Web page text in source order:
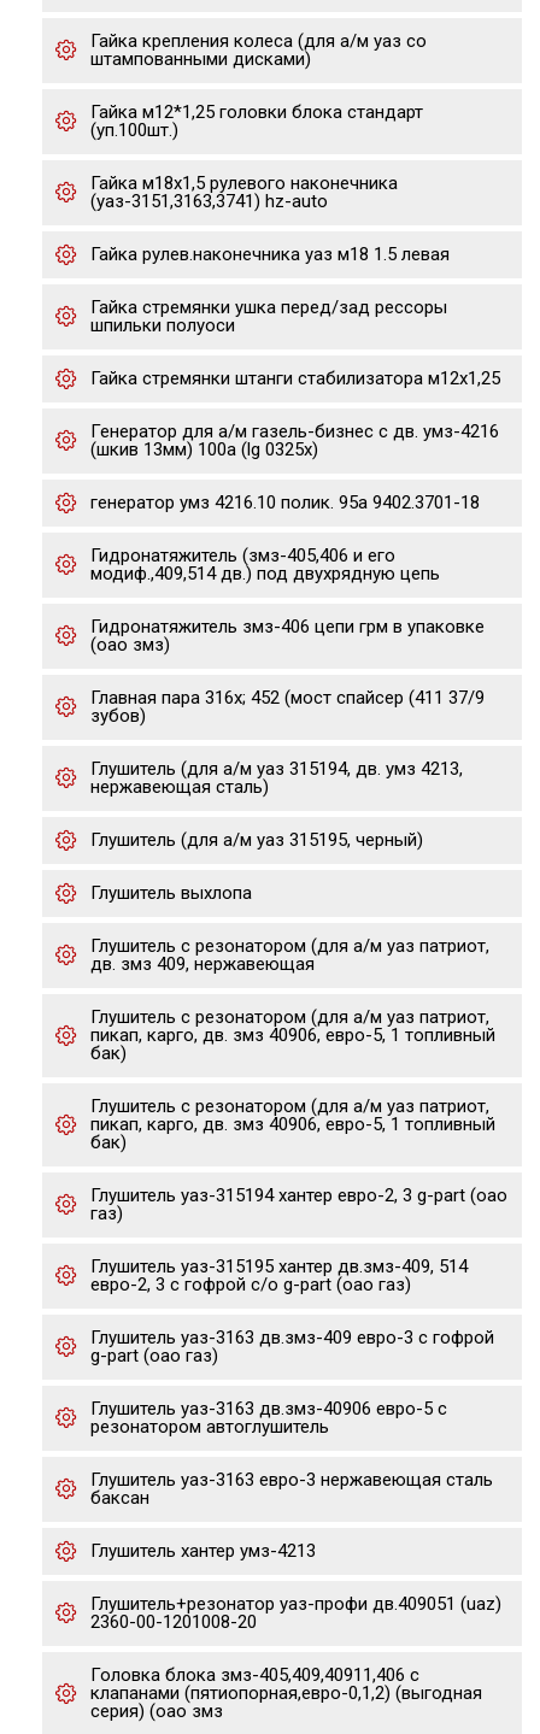
Гайка крепления колеса (для а/м уаз со
штампованными дисками)
Гайка м12*1,25 головки блока стандарт
(уп.100шт.)
Гайка м18х1,5 рулевого наконечника
(уаз-3151,3163,3741) hz-auto
Гайка рулев.наконечника уаз м18 1.5 левая
Гайка стремянки ушка перед/зад рессоры
шпильки полуоси
Гайка стремянки штанги стабилизатора м12х1,25
Генератор для а/м газель-бизнес с дв. умз-4216
(шкив 13мм) 100a (lg 0325x)
генератор умз 4216.10 полик. 95а 9402.3701-18
Гидронатяжитель (змз-405,406 и его
модиф.,409,514 дв.) под двухрядную цепь
Гидронатяжитель змз-406 цепи грм в упаковке
(оао змз)
Главная пара 316х; 452 (мост спайсер (411 37/9
зубов)
Глушитель (для а/м уаз 315194, дв. умз 4213,
нержавеющая сталь)
Глушитель (для а/м уаз 315195, черный)
Глушитель выхлопа
Глушитель с резонатором (для а/м уаз патриот,
дв. змз 409, нержавеющая
Глушитель с резонатором (для а/м уаз патриот,
пикап, карго, дв. змз 40906, евро-5, 1 топливный
бак)
Глушитель с резонатором (для а/м уаз патриот,
пикап, карго, дв. змз 40906, евро-5, 1 топливный
бак)
Глушитель уаз-315194 хантер евро-2, 3 g-part (оао
газ)
Глушитель уаз-315195 хантер дв.змз-409, 514
евро-2, 3 с гофрой с/о g-part (оао газ)
Глушитель уаз-3163 дв.змз-409 евро-3 с гофрой
g-part (оао газ)
Глушитель уаз-3163 дв.змз-40906 евро-5 с
резонатором автоглушитель
Глушитель уаз-3163 евро-3 нержавеющая сталь
баксан
Глушитель хантер умз-4213
Глушитель+резонатор уаз-профи дв.409051 (uaz)
2360-00-1201008-20
Головка блока змз-405,409,40911,406 с
клапанами (пятиопорная,евро-0,1,2) (выгодная
серия) (оао змз